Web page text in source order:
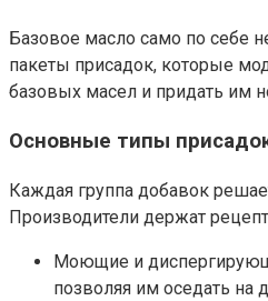
Базовое масло само по себе
пакеты присадок, которые
базовых масел и придать им
Основные типы
Каждая группа добавок
Производители держат
Моющие и
позволяя им оседать на